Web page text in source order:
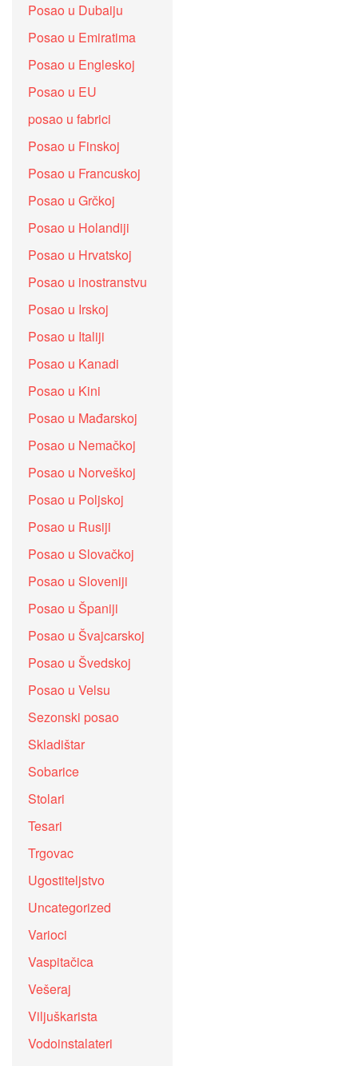
Posao u Dubaiju
Posao u Emiratima
Posao u Engleskoj
Posao u EU
posao u fabrici
Posao u Finskoj
Posao u Francuskoj
Posao u Grčkoj
Posao u Holandiji
Posao u Hrvatskoj
Posao u inostranstvu
Posao u Irskoj
Posao u Italiji
Posao u Kanadi
Posao u Kini
Posao u Mađarskoj
Posao u Nemačkoj
Posao u Norveškoj
Posao u Poljskoj
Posao u Rusiji
Posao u Slovačkoj
Posao u Sloveniji
Posao u Španiji
Posao u Švajcarskoj
Posao u Švedskoj
Posao u Velsu
Sezonski posao
Skladištar
Sobarice
Stolari
Tesari
Trgovac
Ugostiteljstvo
Uncategorized
Varioci
Vaspitačica
Vešeraj
Viljuškarista
Vodoinstalateri